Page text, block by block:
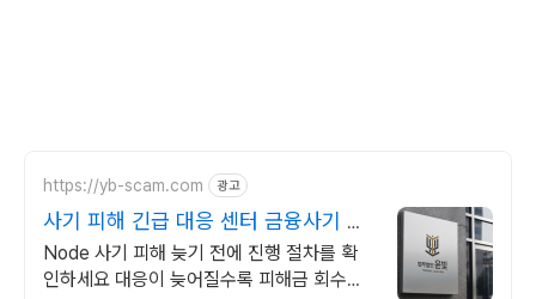
https://yb-scam.com 광고
사기 피해 긴급 대응 센터 금융사기 피
해금 회수 전문
Node 사기 피해 늦기 전에 진행 절차를 확
인하세요 대응이 늦어질수록 피해금 회수는